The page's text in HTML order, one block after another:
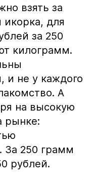
взять за
икорка, для
за 250
килограмм.
и не у каждого
А
на высокую
рынке:
За 250 грамм
рублей.